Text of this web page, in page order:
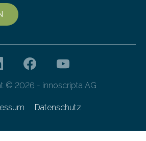
© 2026 - innoscripta AG
Datenschutz